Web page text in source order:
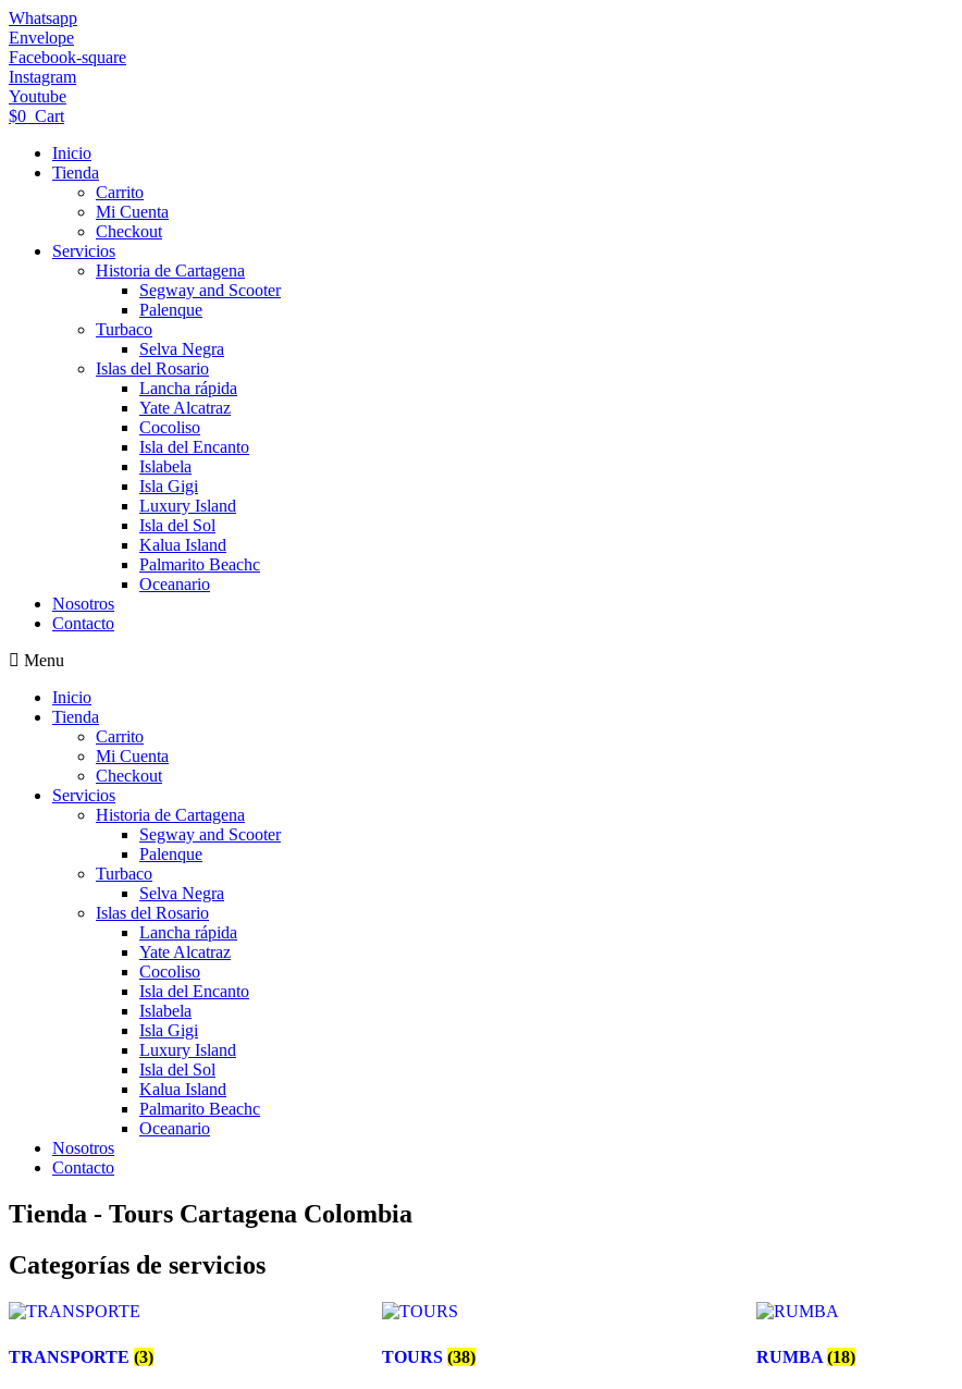
Ir
al
contenido
Whatsapp
Envelope
Facebook-square
Instagram
Youtube
$0 Cart
Inicio
Tienda
Carrito
Mi Cuenta
Checkout
Servicios
Historia de Cartagena
Segway and Scooter
Palenque
Turbaco
Selva Negra
Islas del Rosario
Lancha rápida
Yate Alcatraz
Cocoliso
Isla del Encanto
Islabela
Isla Gigi
Luxury Island
Isla del Sol
Kalua Island
Palmarito Beachc
Oceanario
Nosotros
Contacto
Menu
Inicio
Tienda
Carrito
Mi Cuenta
Checkout
Servicios
Historia de Cartagena
Segway and Scooter
Palenque
Turbaco
Selva Negra
Islas del Rosario
Lancha rápida
Yate Alcatraz
Cocoliso
Isla del Encanto
Islabela
Isla Gigi
Luxury Island
Isla del Sol
Kalua Island
Palmarito Beachc
Oceanario
Nosotros
Contacto
Tienda - Tours Cartagena Colombia
Categorías de servicios
TRANSPORTE (3) TOURS(38) RUMBA (18)